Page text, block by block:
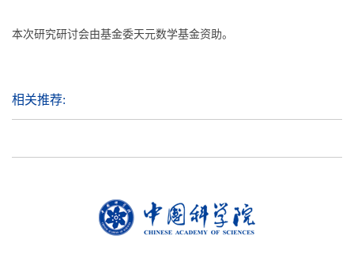
本次研究研讨会由基金委天元数学基金资助。
相关推荐: